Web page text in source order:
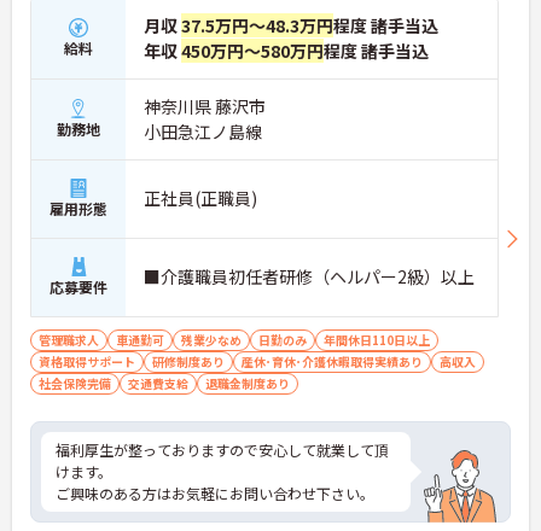
給料
月収37.5万円～48.3万円程度 諸手当込
年収450万円～580万円程度 諸手当込
勤務地
神奈川県 藤沢市
小田急江ノ島線
雇用形態 正社員(正職員)
応募要件 ■介護職員初任者研修（ヘルパー2級）以上
管理職求人 車通勤可 残業少なめ 日勤のみ
年間休日110日以上
資格取得サポート
研修制度あり 産休･育休･介護休暇取得実績あり
高収入
社会保険完備
交通費支給 退職金制度あり
福利厚生が整っておりますので安心して就業して頂
けます。
ご興味のある方はお気軽にお問い合わせ下さい。